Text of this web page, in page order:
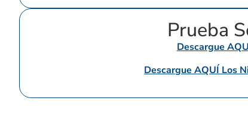
Prueba
Descargue
Descargue AQUÍ Los